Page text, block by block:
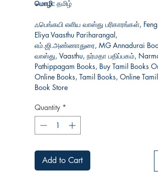
மொழி: தமிழ்
ஃபெங்சுயி எளிய வாஸ்து பரிகாரங்கள்,
Eliya Vaasthu Pariharangal,
எம்.ஜி.அண்ணாதுரை, MG Annadurai
வாஸ்து, Vaasthu, நர்மதா பதிப்பகம்,
Pathippagam Books, Buy Tamil Books
Online Books, Tamil Books, Online Tamil
Book Store
Quantity *
Add to Cart